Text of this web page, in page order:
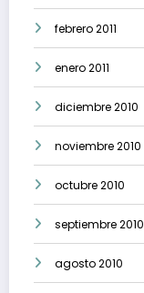
febrero 2011
enero 2011
diciembre 2010
noviembre 2010
octubre 2010
septiembre 2010
agosto 2010